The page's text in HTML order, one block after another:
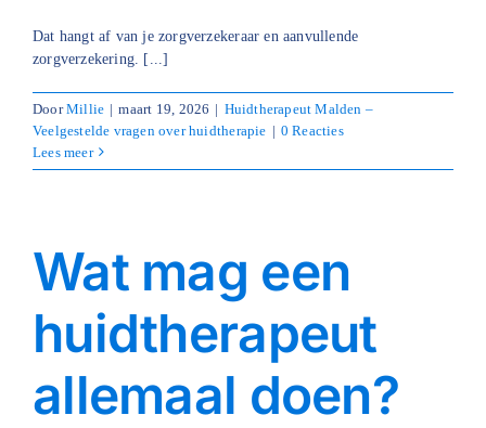
Dat hangt af van je zorgverzekeraar en aanvullende
zorgverzekering. [...]
DoorMillie | maart 19, 2026 | Huidtherapeut Malden –
Veelgestelde vragen over huidtherapie | 0 Reacties
Lees meer
Wat mag een
huidtherapeut
allemaal doen?